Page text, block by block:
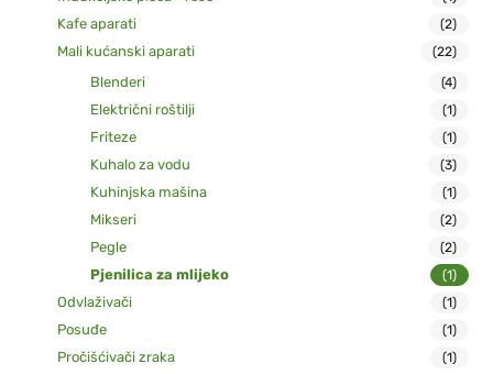
Kafe aparati (2)
Mali kućanski aparati (22)
Blenderi (4)
Električni roštilji (1)
Friteze (1)
Kuhalo za vodu (3)
Kuhinjska mašina (1)
Mikseri (2)
Pegle (2)
Pjenilica za mlijeko (1)
Odvlaživači (1)
Posuđe (1)
Pročišćivači zraka (1)